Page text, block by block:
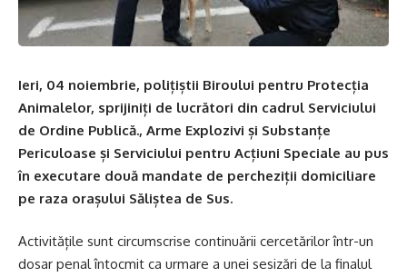
Ieri, 04 noiembrie, polițiștii Biroului pentru Protecția
Animalelor, sprijiniți de lucrători din cadrul Serviciului
de Ordine Publică., Arme Explozivi și Substanțe
Periculoase și Serviciului pentru Acțiuni Speciale au pus
în executare două mandate de percheziții domiciliare
pe raza orașului Săliștea de Sus.
Activitățile sunt circumscrise continuării cercetărilor într-un
dosar penal întocmit ca urmare a unei sesizări de la finalul